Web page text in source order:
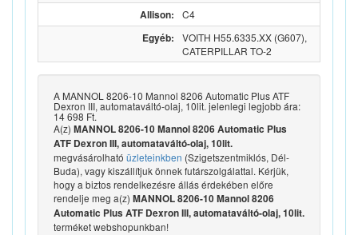
Allison: C4
Egyéb:
VOITH H55.6335.XX (G607),
CATERPILLAR TO-2
A MANNOL 8206-10 Mannol 8206 Automatic Plus ATF
Dexron III, automataváltó-olaj, 10lit. jelenlegi legjobb ára:
14 698 Ft.
A(z) MANNOL 8206-10 Mannol 8206 Automatic Plus
ATF Dexron III, automataváltó-olaj, 10lit.
megvásárolható üzleteinkben (Szigetszentmiklós, Dél-
Buda), vagy kiszállítjuk önnek futárszolgálattal. Kérjük,
hogy a biztos rendelkezésre állás érdekében előre
rendelje meg a(z) MANNOL 8206-10 Mannol 8206
Automatic Plus ATF Dexron III, automataváltó-olaj, 10lit.
terméket webshopunkban!